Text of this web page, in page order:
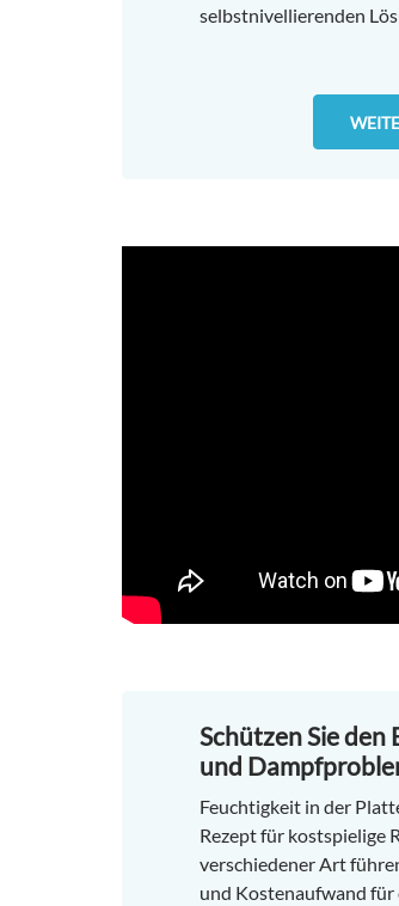
selbstnivellierenden
Schützen Sie
und
Feuchtigkeit in der
Rezept für kostspielige
verschiedener Art
und Kostenaufwand für